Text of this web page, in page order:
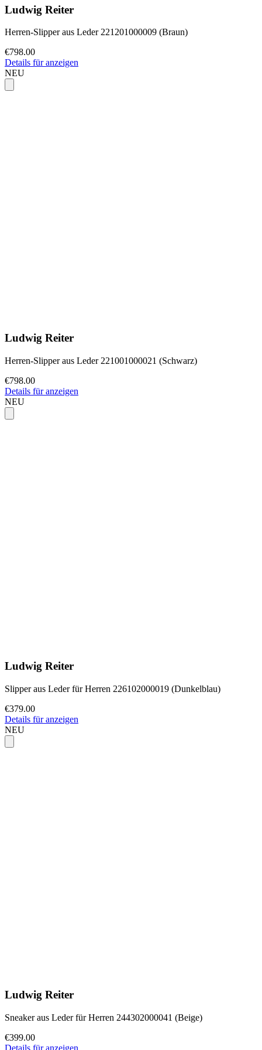
Ludwig Reiter
Herren-Slipper aus Leder 221201000009 (Braun)
€798.00
Details für anzeigen
NEU
Ludwig Reiter
Herren-Slipper aus Leder 221001000021 (Schwarz)
€798.00
Details für anzeigen
NEU
Ludwig Reiter
Slipper aus Leder für Herren 226102000019 (Dunkelblau)
€379.00
Details für anzeigen
NEU
Ludwig Reiter
Sneaker aus Leder für Herren 244302000041 (Beige)
€399.00
Details für anzeigen